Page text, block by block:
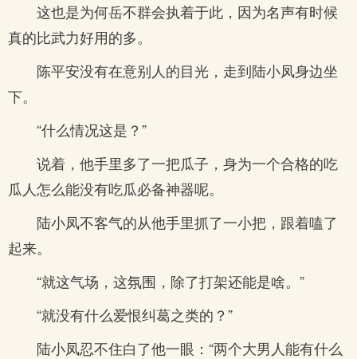
这也是为何岳不群会执着于此，因为名声有时候
真的比武力好用的多。
陈平安没有在意别人的目光，走到陆小凤身边坐
下。
“什么情况这是？”
说着，他手里多了一把瓜子，身为一个合格的吃
瓜人怎么能没有吃瓜必备神器呢。
陆小凤不客气的从他手里抓了一小把，跟着嗑了
起来。
“就这气场，这氛围，除了打架还能是啥。”
“就没有什么爱恨纠葛之类的？”
陆小凤忍不住白了他一眼：“两个大男人能有什么